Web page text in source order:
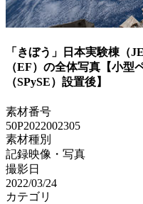
「きぼう」日本実験棟（
（EF）の全体写真【小型
（SPySE）設置後】
素材番号
50P2022002305
素材種別
記録映像・写真
撮影日
2022/03/24
カテゴリ